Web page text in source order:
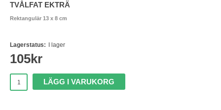
TVÅLFAT EKTRÄ
Rektangulär 13 x 8 cm
Lagerstatus: I lager
105kr
LÄGG I VARUKORG